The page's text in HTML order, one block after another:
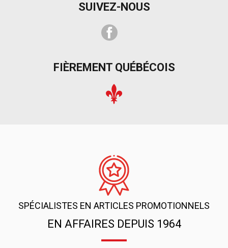
SUIVEZ-NOUS
Facebook
FIÈREMENT QUÉBÉCOIS
SPÉCIALISTES EN ARTICLES PROMOTIONNELS
EN AFFAIRES DEPUIS 1964